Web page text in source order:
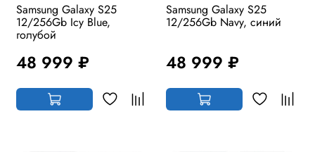
Samsung Galaxy S25
12/256Gb Icy Blue,
голубой
48 999 ₽
Samsung Galaxy S25
12/256Gb Navy, синий
48 999 ₽